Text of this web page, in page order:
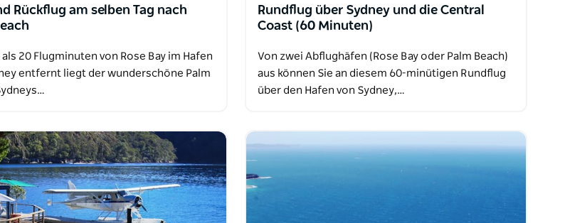
Rückflug am selben Tag nach
als 20 Flugminuten von Rose Bay im Hafen
entfernt liegt der wunderschöne Palm
Rundflug über Sydney und die Central
Coast (60 Minuten)
Von zwei Abflughäfen (Rose Bay oder Palm Beach)
aus können Sie an diesem 60-minütigen Rundflug
über den Hafen von Sydney,…